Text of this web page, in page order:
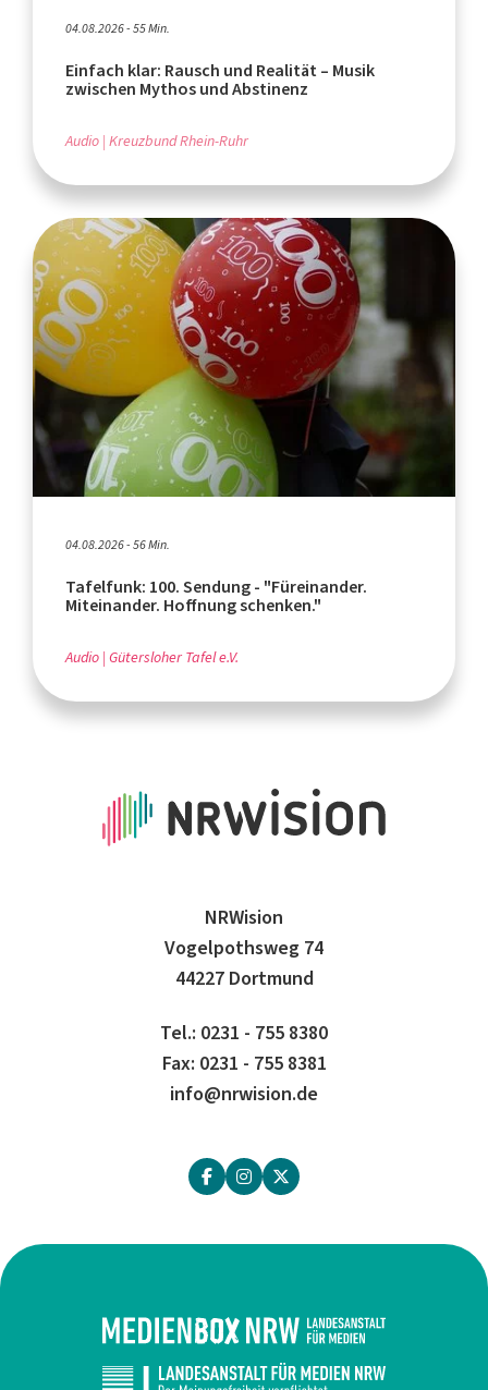
04.08.2026 - 55 Min.
Einfach klar: Rausch und Realität – Musik
zwischen Mythos und Abstinenz
Audio Kreuzbund Rhein-Ruhr
04.08.2026 - 56 Min.
Tafelfunk: 100. Sendung - "Füreinander.
Miteinander. Hoffnung schenken."
Audio Gütersloher Tafel e.V.
NRWision
Vogelpothsweg 74
44227 Dortmund
Tel.: 0231 - 755 8380
Fax: 0231 - 755 8381
info@nrwision.de